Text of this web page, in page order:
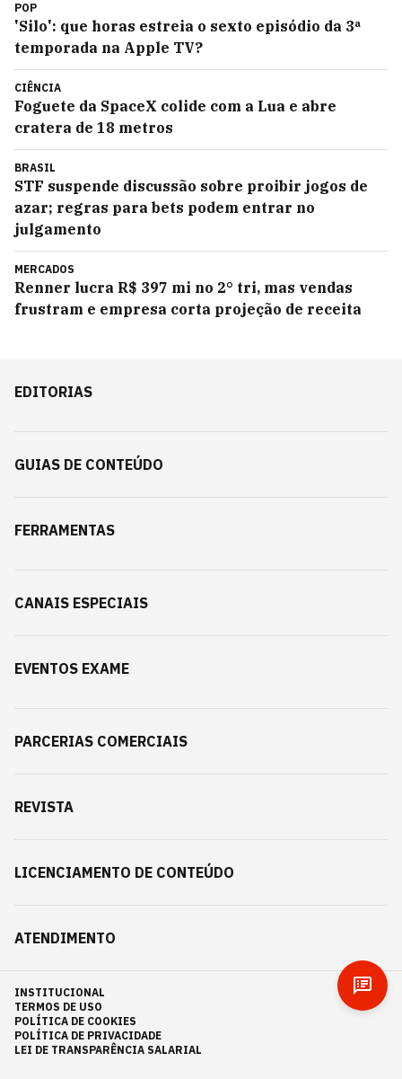
POP
'Silo': que horas estreia o sexto episódio da 3ª
temporada na Apple TV?
CIÊNCIA
Foguete da SpaceX colide com a Lua e abre
cratera de 18 metros
BRASIL
STF suspende discussão sobre proibir jogos de
azar; regras para bets podem entrar no
julgamento
MERCADOS
Renner lucra R$ 397 mi no 2° tri, mas vendas
frustram e empresa corta projeção de receita
EDITORIAS
GUIAS DE CONTEÚDO
FERRAMENTAS
CANAIS ESPECIAIS
EVENTOS EXAME
PARCERIAS COMERCIAIS
REVISTA
LICENCIAMENTO DE CONTEÚDO
ATENDIMENTO
INSTITUCIONAL
TERMOS DE USO
POLÍTICA DE COOKIES
POLÍTICA DE PRIVACIDADE
LEI DE TRANSPARÊNCIA SALARIAL